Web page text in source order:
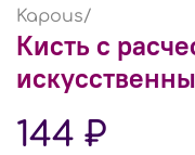
Kapous/
Кисть с
144 ₽